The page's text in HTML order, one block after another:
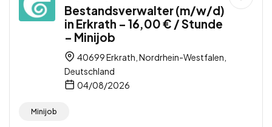
Bestandsverwalter (m/w/d)
in Erkrath – 16,00 € / Stunde
– Minijob
40699 Erkrath, Nordrhein-Westfalen,
Deutschland
04/08/2026
Minijob